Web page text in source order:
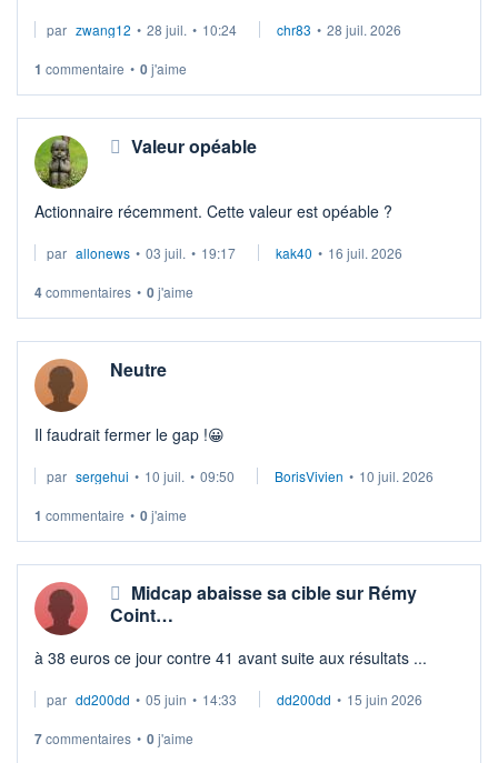
par zwang12 • 28 juil. • 10:24 chr83 • 28 juil. 2026
1 commentaire • 0j'aime
Valeur opéable
Actionnaire récemment. Cette valeur est opéable ?
par allonews • 03 juil. • 19:17 kak40 • 16 juil. 2026
4commentaires • 0j'aime
Neutre
Il faudrait fermer le gap !😀
par sergehui • 10 juil. • 09:50 BorisVivien • 10 juil. 2026
1 commentaire • 0j'aime
Midcap abaisse sa cible sur Rémy
Coint…
à 38 euros ce jour contre 41 avant suite aux résultats ...
par dd200dd • 05 juin • 14:33 dd200dd • 15 juin 2026
7commentaires • 0j'aime